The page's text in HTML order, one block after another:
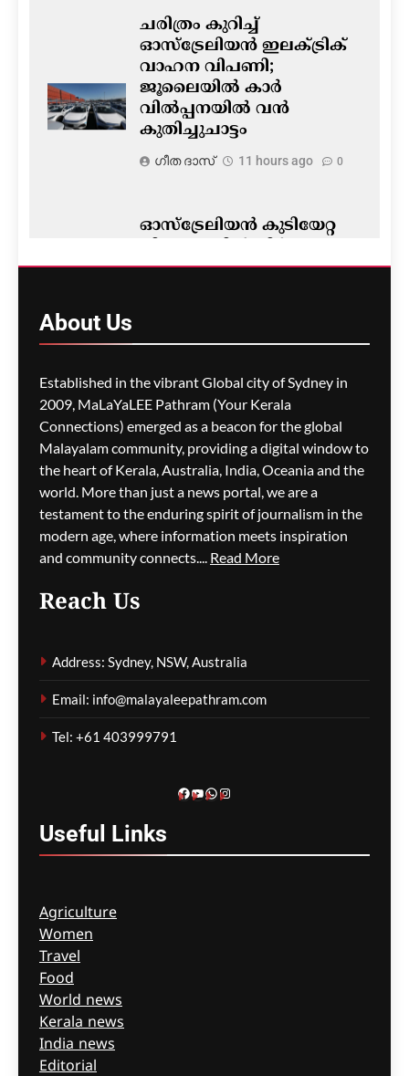
ചരിത്രം കുറിച്ച്
ഓസ്‌ട്രേലിയൻ ഇലക്ട്രിക്
വാഹന വിപണി;
ജൂലൈയിൽ കാർ
വിൽപ്പനയിൽ വൻ
കുതിച്ചുചാട്ടം
ഗീത ദാസ്‌ 11 hours ago 0
ഓസ്‌ട്രേലിയൻ കുടിയേറ്റ
മാറ്റം- ഡയറക്ഷൻ 119′
ഗീത ദാസ്‌ 11 hours ago 0
പോർട്ട് അഡലെയ്ഡിൽ
സൾഫർ തീപിടിത്തം;
വിഷപുക പടരുന്നു,
അടിയന്തര ഒഴിപ്പിക്കൽ
നിർദേശം
ഗീത ദാസ്‌ 11 hours ago 0
പ്രശ്നങ്ങൾ
മറച്ചുവെക്കപ്പെടുന്നുവെന്ന്
വിദഗ്ദ്ധർ
ഗീത ദാസ്‌
About Us
Established in the vibrant Global city of Sydney in
2009, MaLaYaLEE Pathram (Your Kerala
Connections) emerged as a beacon for the global
Malayalam community, providing a digital window to
the heart of Kerala, Australia, India, Oceania and the
world. More than just a news portal, we are a
testament to the enduring spirit of journalism in the
modern age, where information meets inspiration
and community connects.... Read More
Reach Us
Address: Sydney, NSW, Australia
Email: info@malayaleepathram.com
Tel: +61 403999791
Facebook
YouTube
WhatsApp
Instagram
Useful Links
Agriculture
Women
Travel
Food
World news
Kerala news
India news
Editorial